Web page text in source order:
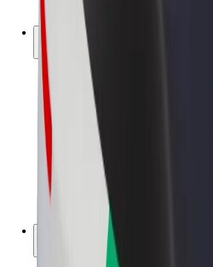
Bolt Plus
Zarabiaj z Bolt
Kierowcy
Zarobki kierowcy
Kurierzy
Zarobki kuriera
Partnerzy Bolt Food